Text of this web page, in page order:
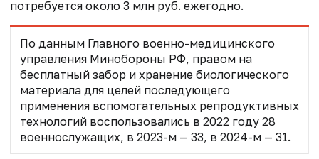
потребуется около 3 млн руб. ежегодно.
По данным Главного военно-медицинского
управления Минобороны РФ, правом на
бесплатный забор и хранение биологического
материала для целей последующего
применения вспомогательных репродуктивных
технологий воспользовались в 2022 году 28
военнослужащих, в 2023-м — 33, в 2024-м — 31.